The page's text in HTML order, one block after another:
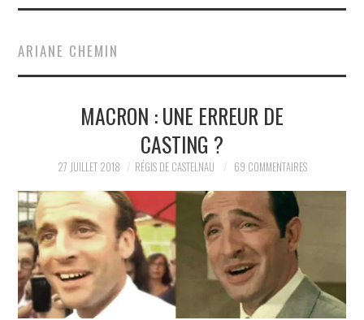
BRÈVES
JURIDIQUE
HISTOIRE
CULTURE
SPORT
ARIANE CHEMIN
MACRON : UNE ERREUR DE
CASTING ?
27 JUILLET 2018 RÉGIS DE CASTELNAU 69 COMMENTAIRES